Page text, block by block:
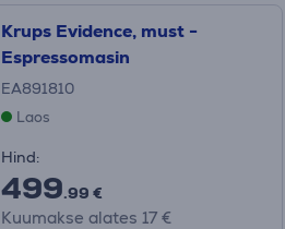
Krups Evidence, must -
Espressomasin
EA891810
Laos
Hind:
499.99 €
Kuumakse alates 17 €